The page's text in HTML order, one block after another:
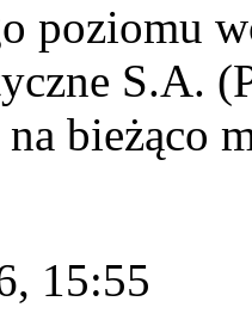
poziomu
S.A.
na bieżąco
15:55